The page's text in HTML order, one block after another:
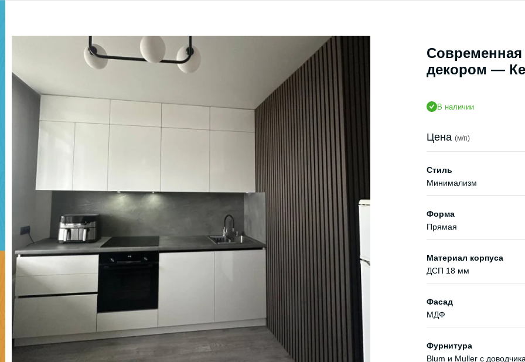
Современная
декором —
В наличии
Цена (м/п)
Стиль
Минимализм
Форма
Прямая
Материал корпуса
ДСП 18 мм
Фасад
МДФ
Фурнитура
Blum и Muller с